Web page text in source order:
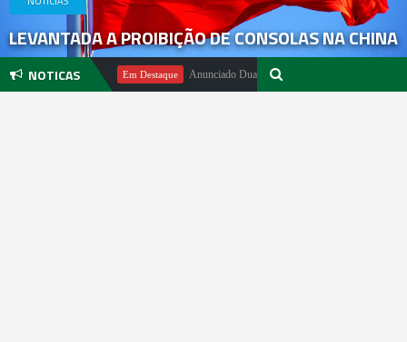
LEVANTADA A PROIBIÇÃO DE CONSOLAS NA CHINA
NOTICAS
Pachter Em Destaque Anunciado DualSense The Last of Us Limited Edition